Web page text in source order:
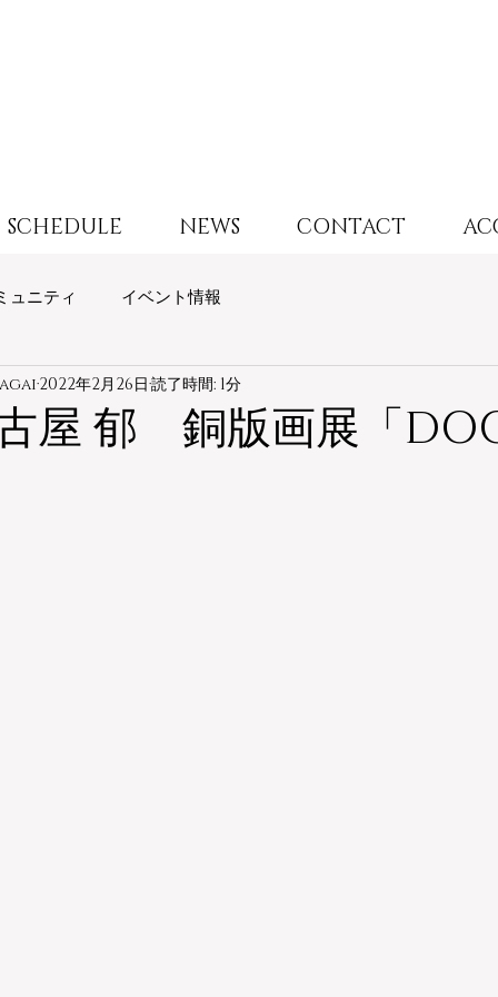
SCHEDULE NEWS CONTACT
ュニティ イベント情報
郁 銅版画展「
2022年2月26日 読了時間: 1分